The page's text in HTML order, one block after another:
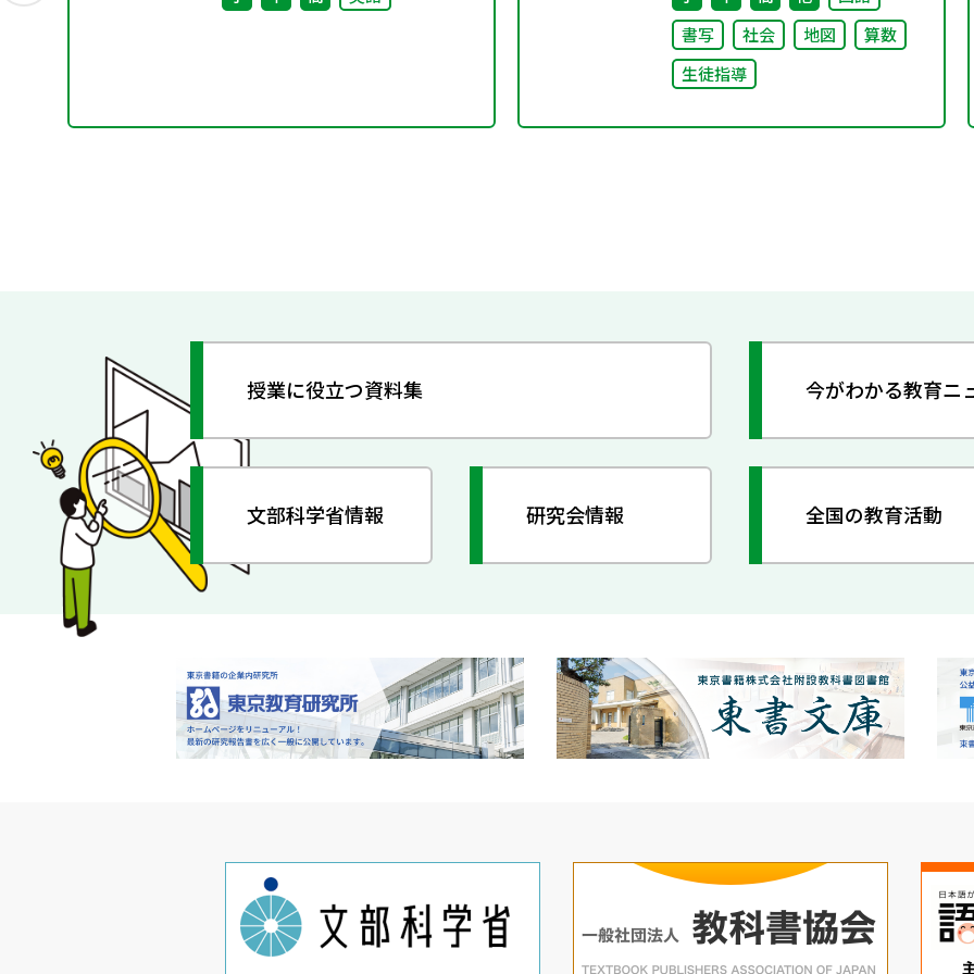
書写
社会 地図
算数
生徒指導
授業に役立つ資料集 今がわかる教育ニ
文部科学省情報 研究会情報 全国の教育活動